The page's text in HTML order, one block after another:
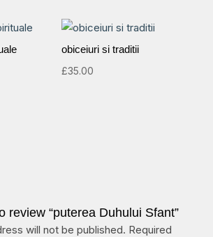
obiceiuri si traditii
£35.00
review “puterea Duhului Sfant”
will not be published. Required